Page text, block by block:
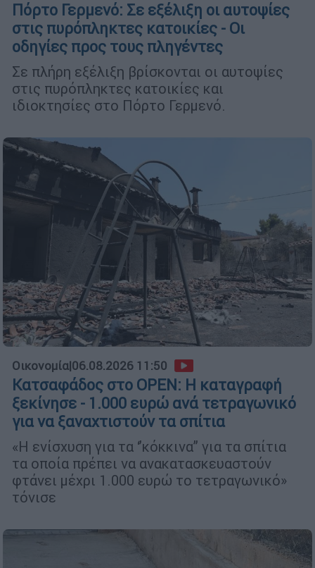
Πόρτο Γερμενό: Σε εξέλιξη οι αυτοψίες
στις πυρόπληκτες κατοικίες - Οι
οδηγίες προς τους πληγέντες
Σε πλήρη εξέλιξη βρίσκονται οι αυτοψίες
στις πυρόπληκτες κατοικίες και
ιδιοκτησίες στο Πόρτο Γερμενό.
Οικονομία|06.08.2026 11:50
Κατσαφάδος στο OPEN: Η καταγραφή
ξεκίνησε - 1.000 ευρώ ανά τετραγωνικό
για να ξαναχτιστούν τα σπίτια
«Η ενίσχυση για τα ‘’κόκκινα’’ για τα σπίτια
τα οποία πρέπει να ανακατασκευαστούν
φτάνει μέχρι 1.000 ευρώ το τετραγωνικό»
τόνισε